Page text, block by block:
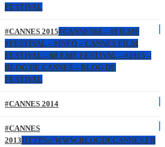
FESTIVAL
#CANNES 2015#CANNES68 – #FILMF
#FESTIVAL – #INFO – CANNES FILM
FESTIVAL – 68 EME FESTIVAL – #2015 –
BLOG DE CANNES – BLOG DU
FESTIVAL
#CANNES 2014
#CANNES
2013HTTPS://WWW.BLOGDECANNES.FR